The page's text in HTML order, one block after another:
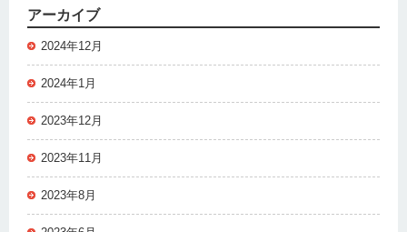
アーカイブ
2024年12月
2024年1月
2023年12月
2023年11月
2023年8月